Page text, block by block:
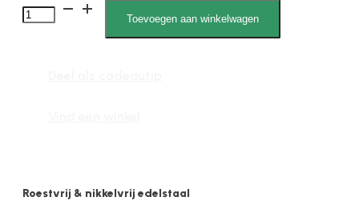
Elisa
Toevoegen aan winkelwagen
Roestvrij & nikkelvrij edelstaal